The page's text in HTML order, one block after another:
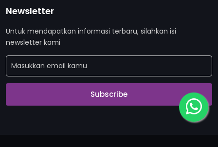
Newsletter
Untuk mendapatkan informasi terbaru, silahkan isi
newsletter kami
Subscribe